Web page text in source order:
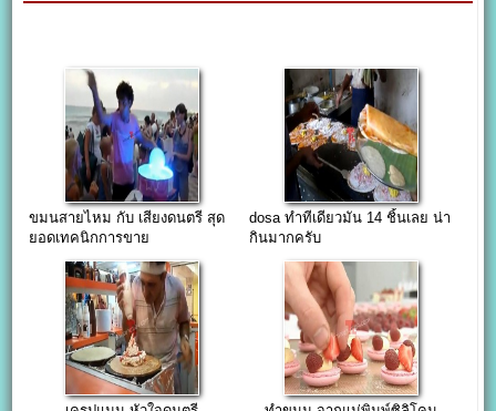
ขมนสายไหม กับ เสียงดนตรี สุด
ยอดเทคนิกการขาย
dosa ทำทีเดียวมัน 14 ชิ้นเลย น่า
กินมากครับ